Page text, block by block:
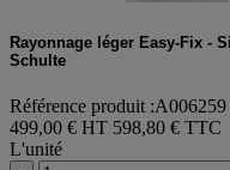
Rayonnage léger Easy-Fix -
Schulte
Référence produit :A006259
499,00 € HT 598,80 € TTC
L'unité